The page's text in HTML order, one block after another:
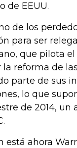
de EEUU.
de los
para ser
que pilota
reforma de
parte de sus
lo que
de 2014, un
está ahora